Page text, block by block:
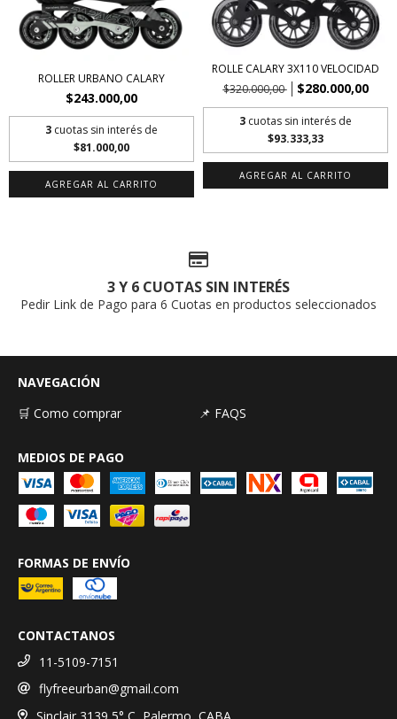
ROLLER URBANO CALARY
$243.000,00
3 cuotas sin interés de
$81.000,00
AGREGAR AL CARRITO
ROLLE CALARY 3X110 VELOCIDAD
$320.000,00
$280.000,00
3 cuotas sin interés de
$93.333,33
AGREGAR AL CARRITO
3 Y 6 CUOTAS SIN INTERÉS
Pedir Link de Pago para 6 Cuotas en productos seleccionados
NAVEGACIÓN
🛒 Como comprar
📌 FAQS
MEDIOS DE PAGO
FORMAS DE ENVÍO
CONTACTANOS
11-5109-7151
flyfreeurban@gmail.com